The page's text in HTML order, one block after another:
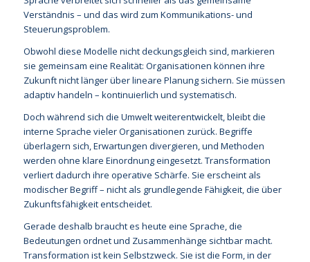
Verständnis – und das wird zum Kommunikations- und
Steuerungsproblem.
Obwohl diese Modelle nicht deckungsgleich sind, markieren
sie gemeinsam eine Realität: Organisationen können ihre
Zukunft nicht länger über lineare Planung sichern. Sie müssen
adaptiv handeln – kontinuierlich und systematisch.
Doch während sich die Umwelt weiterentwickelt, bleibt die
interne Sprache vieler Organisationen zurück. Begriffe
überlagern sich, Erwartungen divergieren, und Methoden
werden ohne klare Einordnung eingesetzt. Transformation
verliert dadurch ihre operative Schärfe. Sie erscheint als
modischer Begriff – nicht als grundlegende Fähigkeit, die über
Zukunftsfähigkeit entscheidet.
Gerade deshalb braucht es heute eine Sprache, die
Bedeutungen ordnet und Zusammenhänge sichtbar macht.
Transformation ist kein Selbstzweck. Sie ist die Form, in der